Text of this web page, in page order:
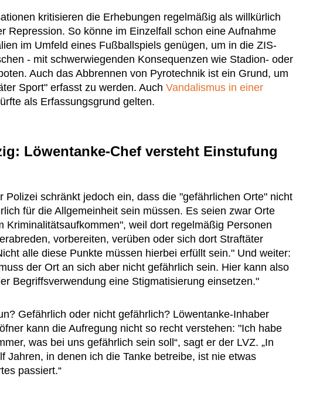
kritisieren die Erhebungen regelmäßig als willkürlich
Repression. So könne im Einzelfall schon eine Aufnahme
im Umfeld eines Fußballspiels genügen, um in die ZIS-
- mit schwerwiegenden Konsequenzen wie Stadion- oder
Auch das Abbrennen von Pyrotechnik ist ein Grund, um
Sport" erfasst zu werden. Auch Vandalismus in einer
als Erfassungsgrund gelten.
Löwentanke-Chef versteht Einstufung
Polizei schränkt jedoch ein, dass die "gefährlichen Orte" nicht
für die Allgemeinheit sein müssen. Es seien zwar Orte
Kriminalitätsaufkommen", weil dort regelmäßig Personen
vorbereiten, verüben oder sich dort Straftäter
alle diese Punkte müssen hierbei erfüllt sein." Und weiter:
der Ort an sich aber nicht gefährlich sein. Hier kann also
Begriffsverwendung eine Stigmatisierung einsetzen."
Gefährlich oder nicht gefährlich? Löwentanke-Inhaber
kann die Aufregung nicht so recht verstehen: "Ich habe
was bei uns gefährlich sein soll“, sagt er der LVZ. „In
Jahren, in denen ich die Tanke betreibe, ist nie etwas
passiert.“